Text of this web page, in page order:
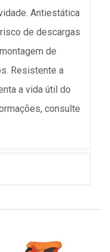
Antiestática
de descargas
de
Resistente a
a vida útil do
consulte